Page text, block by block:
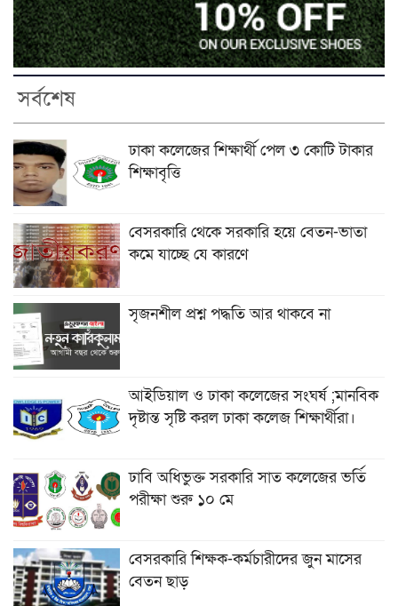
সর্বশেষ
ঢাকা কলেজের শিক্ষার্থী পেল ৩ কোটি টাকার
শিক্ষাবৃত্তি
বেসরকারি থেকে সরকারি হয়ে বেতন-ভাতা
কমে যাচ্ছে যে কারণে
সৃজনশীল প্রশ্ন পদ্ধতি আর থাকবে না
আইডিয়াল ও ঢাকা কলেজের সংঘর্ষ ;মানবিক
দৃষ্টান্ত সৃষ্টি করল ঢাকা কলেজ শিক্ষার্থীরা।
ঢাবি অধিভুক্ত সরকারি সাত কলেজের ভর্তি
পরীক্ষা শুরু ১০ মে
বেসরকারি শিক্ষক-কর্মচারীদের জুন মাসের
বেতন ছাড়